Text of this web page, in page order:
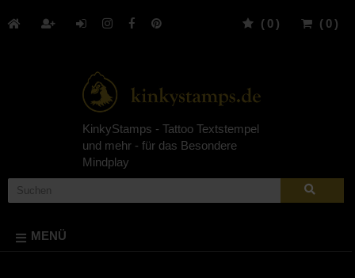
( 0 )
( 0 )
KinkyStamps - Tattoo Textstempel
und mehr - für das Besondere
Mindplay
MENÜ